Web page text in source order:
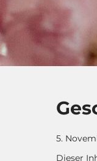
5.
Dieser